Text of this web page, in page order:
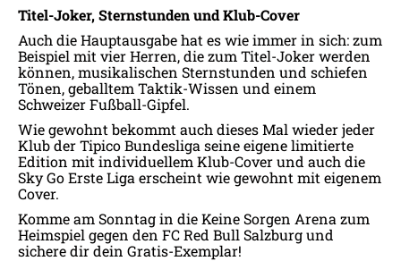
Titel-Joker, Sternstunden und Klub-Cover
Auch die Hauptausgabe hat es wie immer in sich: zum
Beispiel mit vier Herren, die zum Titel-Joker werden
können, musikalischen Sternstunden und schiefen
Tönen, geballtem Taktik-Wissen und einem
Schweizer Fußball-Gipfel.
Wie gewohnt bekommt auch dieses Mal wieder jeder
Klub der Tipico Bundesliga seine eigene limitierte
Edition mit individuellem Klub-Cover und auch die
Sky Go Erste Liga erscheint wie gewohnt mit eigenem
Cover.
Komme am Sonntag in die Keine Sorgen Arena zum
Heimspiel gegen den FC Red Bull Salzburg und
sichere dir dein Gratis-Exemplar!